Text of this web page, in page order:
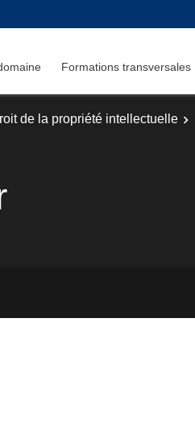
Formations transversales
de la propriété intellectuelle